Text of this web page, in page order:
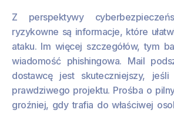
Z perspektywy
ryzykowne są informacje, które
ataku. Im więcej szczegółów, tym
wiadomość phishingowa. Mail
dostawcę jest skuteczniejszy,
prawdziwego projektu. Prośba o
groźniej, gdy trafia do właściwej